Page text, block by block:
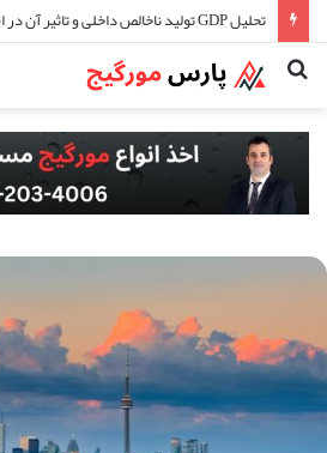
تحلیل GDP تولید ناخالص داخلی و تاثیر آن در اقتصاد کانادا
جستجو